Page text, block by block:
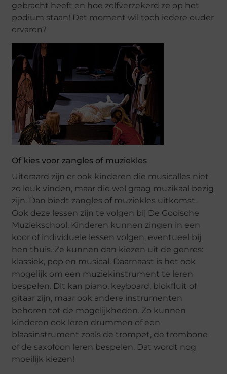
gebracht heeft en hoe zelfverzekerd ze op het
podium staan! Dat moment wil toch iedere ouder
ervaren?
Of kies voor zangles of muziekles
Uiteraard zijn er ook kinderen die musicalles niet
zo leuk vinden, maar die wel graag muzikaal bezig
zijn. Dan biedt zangles of muziekles uitkomst.
Ook deze lessen zijn te volgen bij De Gooische
Muziekschool. Kinderen kunnen zingen in een
koor of individuele lessen volgen, eventueel bij
hen thuis. Ze kunnen dan kiezen uit de genres:
klassiek, pop en musical. Daarnaast is het ook
mogelijk om een muziekinstrument te leren
bespelen. Dit kan piano, keyboard, blokfluit of
gitaar zijn, maar ook andere instrumenten
behoren tot de mogelijkheden. Zo kunnen
kinderen ook leren drummen of een
blaasinstrument zoals de trompet, de trombone
of de saxofoon leren bespelen. Dat wordt nog
moeilijk kiezen!